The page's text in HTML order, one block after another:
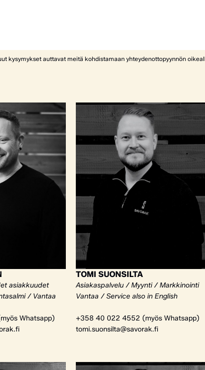
kysymykset auttavat meitä kohdistamaan yhteydenottopyynnön
asiakkuudet
/ Vantaa
Whatsapp)
TOMI SUONSILTA
Asiakaspalvelu / Myynti / Markkinointi
Vantaa / Service also in English
+358 40 022 4552 (myös Whatsapp)
tomi.suonsilta@savorak.fi